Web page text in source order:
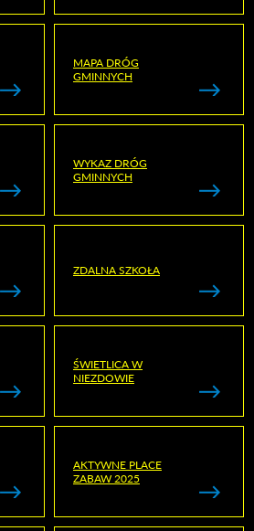
MAPA DRÓG
GMINNYCH
WYKAZ DRÓG
GMINNYCH
ZDALNA SZKOŁA
ŚWIETLICA W
NIEZDOWIE
AKTYWNE PLACE
ZABAW 2025